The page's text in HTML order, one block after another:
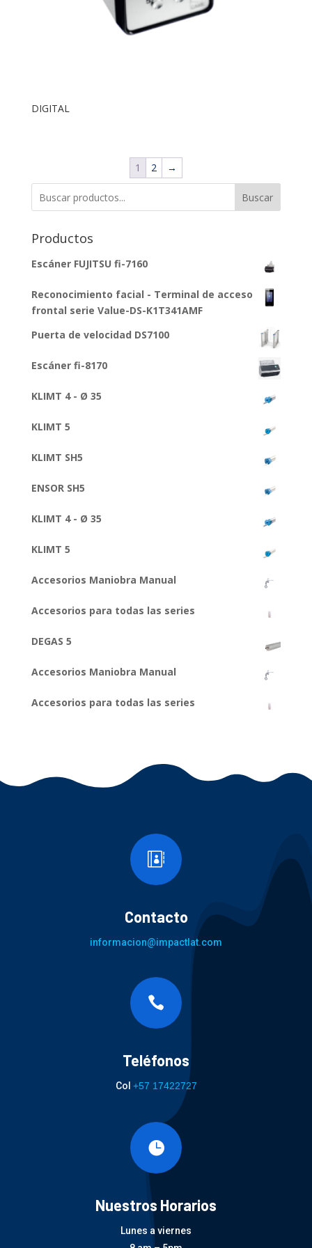
DIGITAL
1 2 →
Buscar
Productos
Escáner FUJITSU fi-7160
Reconocimiento facial - Terminal de acceso
frontal serie Value-DS-K1T341AMF
Puerta de velocidad DS7100
Escáner fi-8170
KLIMT 4 - Ø 35
KLIMT 5
KLIMT SH5
ENSOR SH5
KLIMT 4 - Ø 35
KLIMT 5
Accesorios Maniobra Manual
Accesorios para todas las series
DEGAS 5
Accesorios Maniobra Manual
Accesorios para todas las series

Contacto
informacion@impactlat.com

Teléfonos
Col +57 17422727

Nuestros Horarios
Lunes a viernes